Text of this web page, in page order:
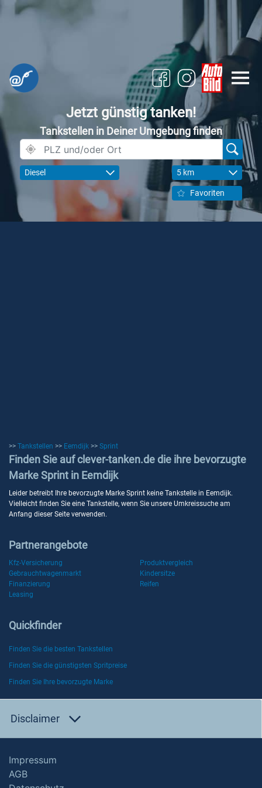
Jetzt günstig tanken!
Tankstellen in Deiner Umgebung finden
Diesel 5 km
Favoriten
>> Tankstellen >> Eemdijk >> Sprint
Finden Sie auf clever-tanken.de die ihre bevorzugte
Marke Sprint in Eemdijk
Leider betreibt Ihre bevorzugte Marke Sprint keine Tankstelle in Eemdijk.
Vielleicht finden Sie eine Tankstelle, wenn Sie unsere Umkreissuche am
Anfang dieser Seite verwenden.
Partnerangebote
Kfz-Versicherung
Produktvergleich
Gebrauchtwagenmarkt
Kindersitze
Finanzierung
Reifen
Leasing
Quickfinder
Finden Sie die besten Tankstellen
Finden Sie die günstigsten Spritpreise
Finden Sie Ihre bevorzugte Marke
Disclaimer
Impressum
AGB